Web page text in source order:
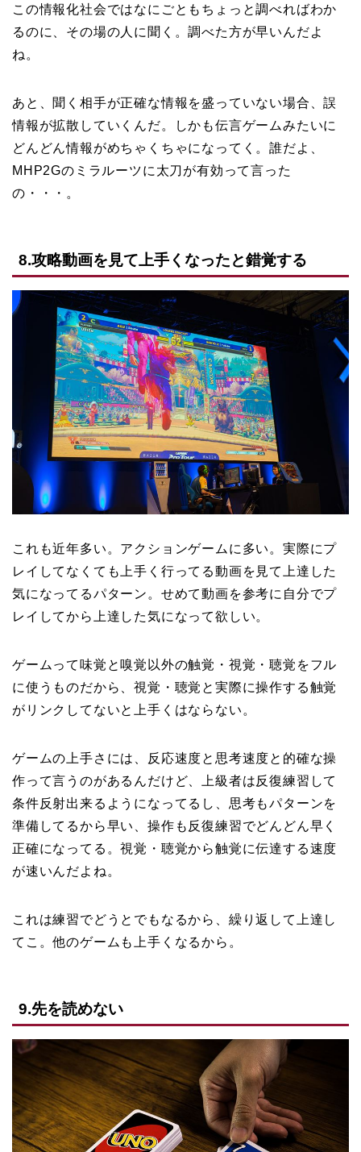
この情報化社会ではなにごともちょっと調べればわか
るのに、その場の人に聞く。調べた方が早いんだよ
ね。
あと、聞く相手が正確な情報を盛っていない場合、誤
情報が拡散していくんだ。しかも伝言ゲームみたいに
どんどん情報がめちゃくちゃになってく。誰だよ、
MHP2Gのミラルーツに太刀が有効って言った
の・・・。
8.攻略動画を見て上手くなったと錯覚する
これも近年多い。アクションゲームに多い。実際にプ
レイしてなくても上手く行ってる動画を見て上達した
気になってるパターン。せめて動画を参考に自分でプ
レイしてから上達した気になって欲しい。
ゲームって味覚と嗅覚以外の触覚・視覚・聴覚をフル
に使うものだから、視覚・聴覚と実際に操作する触覚
がリンクしてないと上手くはならない。
ゲームの上手さには、反応速度と思考速度と的確な操
作って言うのがあるんだけど、上級者は反復練習して
条件反射出来るようになってるし、思考もパターンを
準備してるから早い、操作も反復練習でどんどん早く
正確になってる。視覚・聴覚から触覚に伝達する速度
が速いんだよね。
これは練習でどうとでもなるから、繰り返して上達し
てこ。他のゲームも上手くなるから。
9.先を読めない